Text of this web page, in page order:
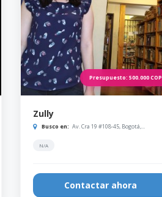
Presupuesto: 500.000 COP
Zully
Busco en: Av. Cra 19 #108-45, Bogotá,...
N/A
Contactar ahora